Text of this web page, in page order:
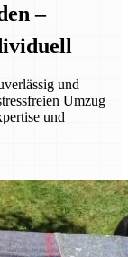
–
und
Umzug
und